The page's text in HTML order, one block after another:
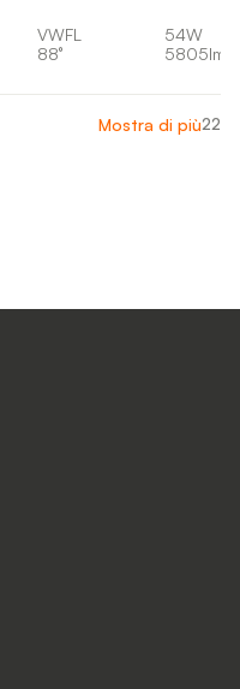
VWFL
88°
54W
5805lm
Mostra di più22